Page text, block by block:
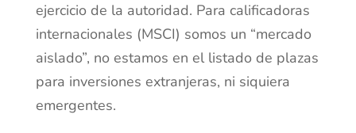
ejercicio de la autoridad. Para calificadoras
internacionales (MSCI) somos un “mercado
aislado”, no estamos en el listado de plazas
para inversiones extranjeras, ni siquiera
emergentes.